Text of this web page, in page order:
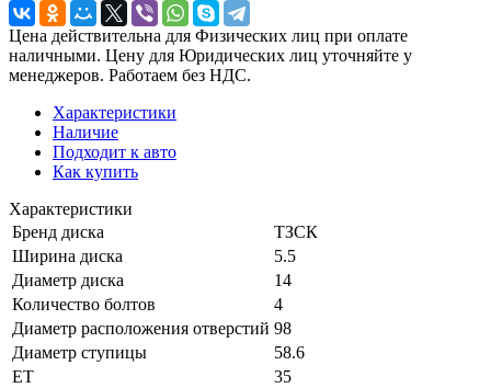
Цена действительна для Физических лиц при оплате
наличными. Цену для Юридических лиц уточняйте у
менеджеров. Работаем без НДС.
Характеристики
Наличие
Подходит к авто
Как купить
Характеристики
Бренд диска
ТЗСК
Ширина диска
5.5
Диаметр диска
14
Количество болтов
4
Диаметр расположения отверстий 98
Диаметр ступицы
58.6
ЕТ
35